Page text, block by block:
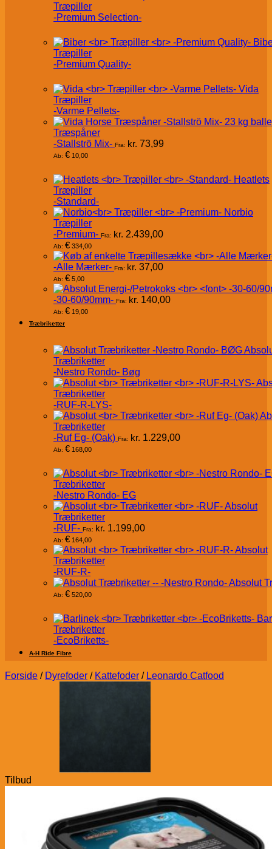
Træpiller
-Premium Selection-
Træpiller
-Premium Quality-
Vida
Træpiller
-Varme Pellets-
Træspåner
-Stallströ Mix- Fra: kr. 73,99
Ab: € 10,00
Heatlets
Træpiller
-Standard-
Norbio
Træpiller
-Premium- Fra: kr. 2.439,00
Ab: € 334,00
-Alle Mærker- Fra: kr. 37,00
Ab: € 5,00
-30-60/90mm- Fra: kr. 140,00
Ab: € 19,00
Træbriketter
Træbriketter
-Nestro Rondo- Bøg
Træbriketter
-RUF-R-LYS-
Træbriketter
-Ruf Eg- (Oak) Fra: kr. 1.229,00
Ab: € 168,00
Træbriketter
-Nestro Rondo- EG
Absolut
Træbriketter
-RUF- Fra: kr. 1.199,00
Ab: € 164,00
Absolut
Træbriketter
-RUF-R-
Absolut
Ab: € 520,00
Træbriketter
-EcoBriketts-
A-H Ride Fibre
Forside / Dyrefoder / Kattefoder / Leonardo Catfood
Tilbud